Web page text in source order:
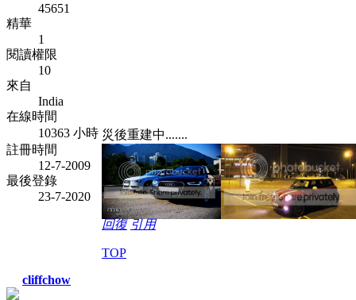
45651
精華
1
閱讀權限
10
來自
India
在線時間
10363 小時
註冊時間
12-7-2009
最後登錄
23-7-2020
災後重建中.......
回復 引用
TOP
cliffchow